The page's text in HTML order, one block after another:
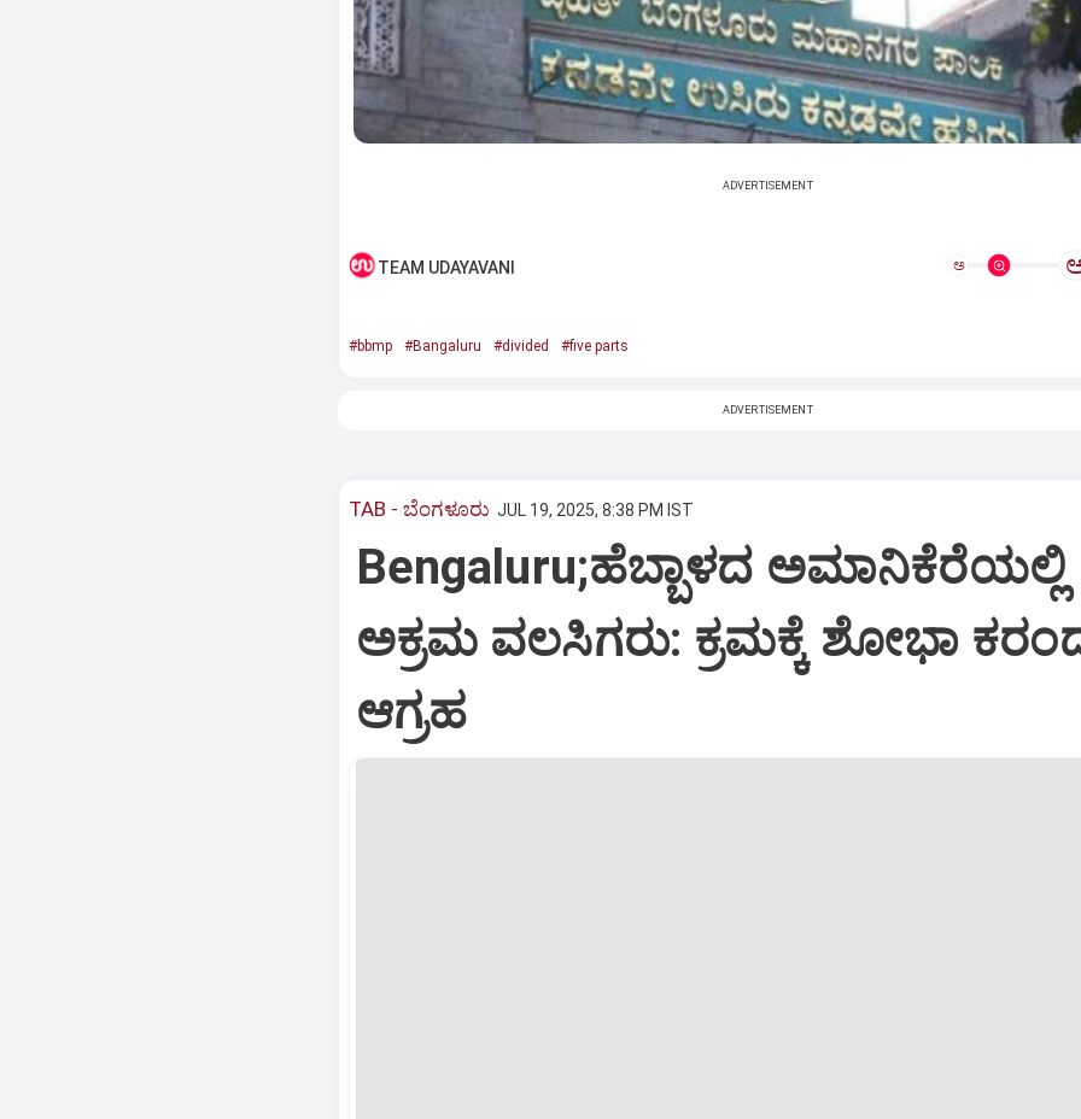
ADVERTISEMENT
TEAM UDAYAVANI ಅ
#bbmp #Bangaluru #divided #five parts
ADVERTISEMENT
TAB - ಬೆಂಗಳೂರು JUL 19, 2025, 8:38 PM IST
Bengaluru;ಹೆಬ್ಬಾಳದ ಅಮಾನಿಕೆರೆಯಲ್ಲಿ
ಅಕ್ರಮ ವಲಸಿಗರು: ಕ್ರಮಕ್ಕೆ ಶೋಭಾ
ಆಗ್ರಹ